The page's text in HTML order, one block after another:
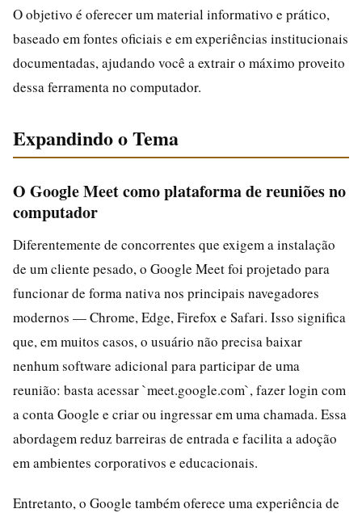
O objetivo é oferecer um material informativo e prático,
baseado em fontes oficiais e em experiências institucionais
documentadas, ajudando você a extrair o máximo proveito
dessa ferramenta no computador.
Expandindo o Tema
O Google Meet como plataforma de reuniões no
computador
Diferentemente de concorrentes que exigem a instalação
de um cliente pesado, o Google Meet foi projetado para
funcionar de forma nativa nos principais navegadores
modernos — Chrome, Edge, Firefox e Safari. Isso significa
que, em muitos casos, o usuário não precisa baixar
nenhum software adicional para participar de uma
reunião: basta acessar `meet.google.com`, fazer login com
a conta Google e criar ou ingressar em uma chamada. Essa
abordagem reduz barreiras de entrada e facilita a adoção
em ambientes corporativos e educacionais.
Entretanto, o Google também oferece uma experiência de